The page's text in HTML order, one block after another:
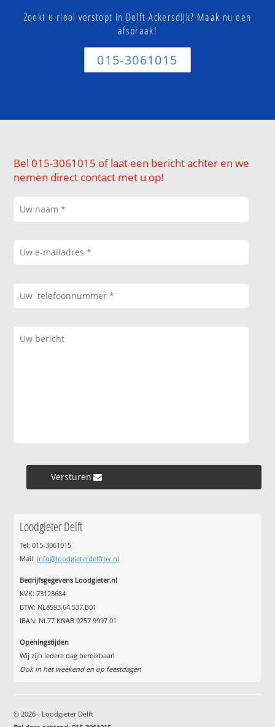
Zoekt u riool verstopt in Delft Ackersdijk? Maak nu een
afspraak!
015-3061015
Bel 015-3061015 of laat een bericht achter en we
nemen direct contact met u op!
Versturen »
Loodgieter Delft
Tel: 015-3061015
Mail: info@loodgieterdelftbv.nl
Bedrijfsgegevens Loodgieter.nl
KVK: 73123684
BTW: NL8593.64.537.B01
IBAN: NL77 KNAB 0257 9997 01
Openingstijden
Wij zijn iedere dag bereikbaar!
Ook in het weekend en op feestdagen
© 2026 - Loodgieter Delft